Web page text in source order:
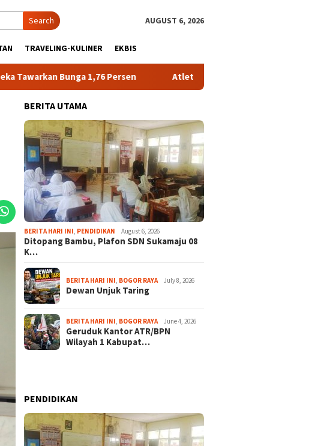
Search AUGUST 6, 2026
TRAVELING-KULINER EKBIS
1,76 Persen Atlet NPCI Kabupaten Bogor Sabet Tujuh Medali
BERITA UTAMA
BERITA HARI INI PENDIDIKAN August 6, 2026
Ditopang Bambu, Plafon SDN Sukamaju 08
K…
BERITA HARI INI BOGOR RAYA July 8, 2026
Dewan Unjuk Taring
BERITA HARI INI BOGOR RAYA June 4, 2026
Geruduk Kantor ATR/BPN
Wilayah 1 Kabupat…
PENDIDIKAN